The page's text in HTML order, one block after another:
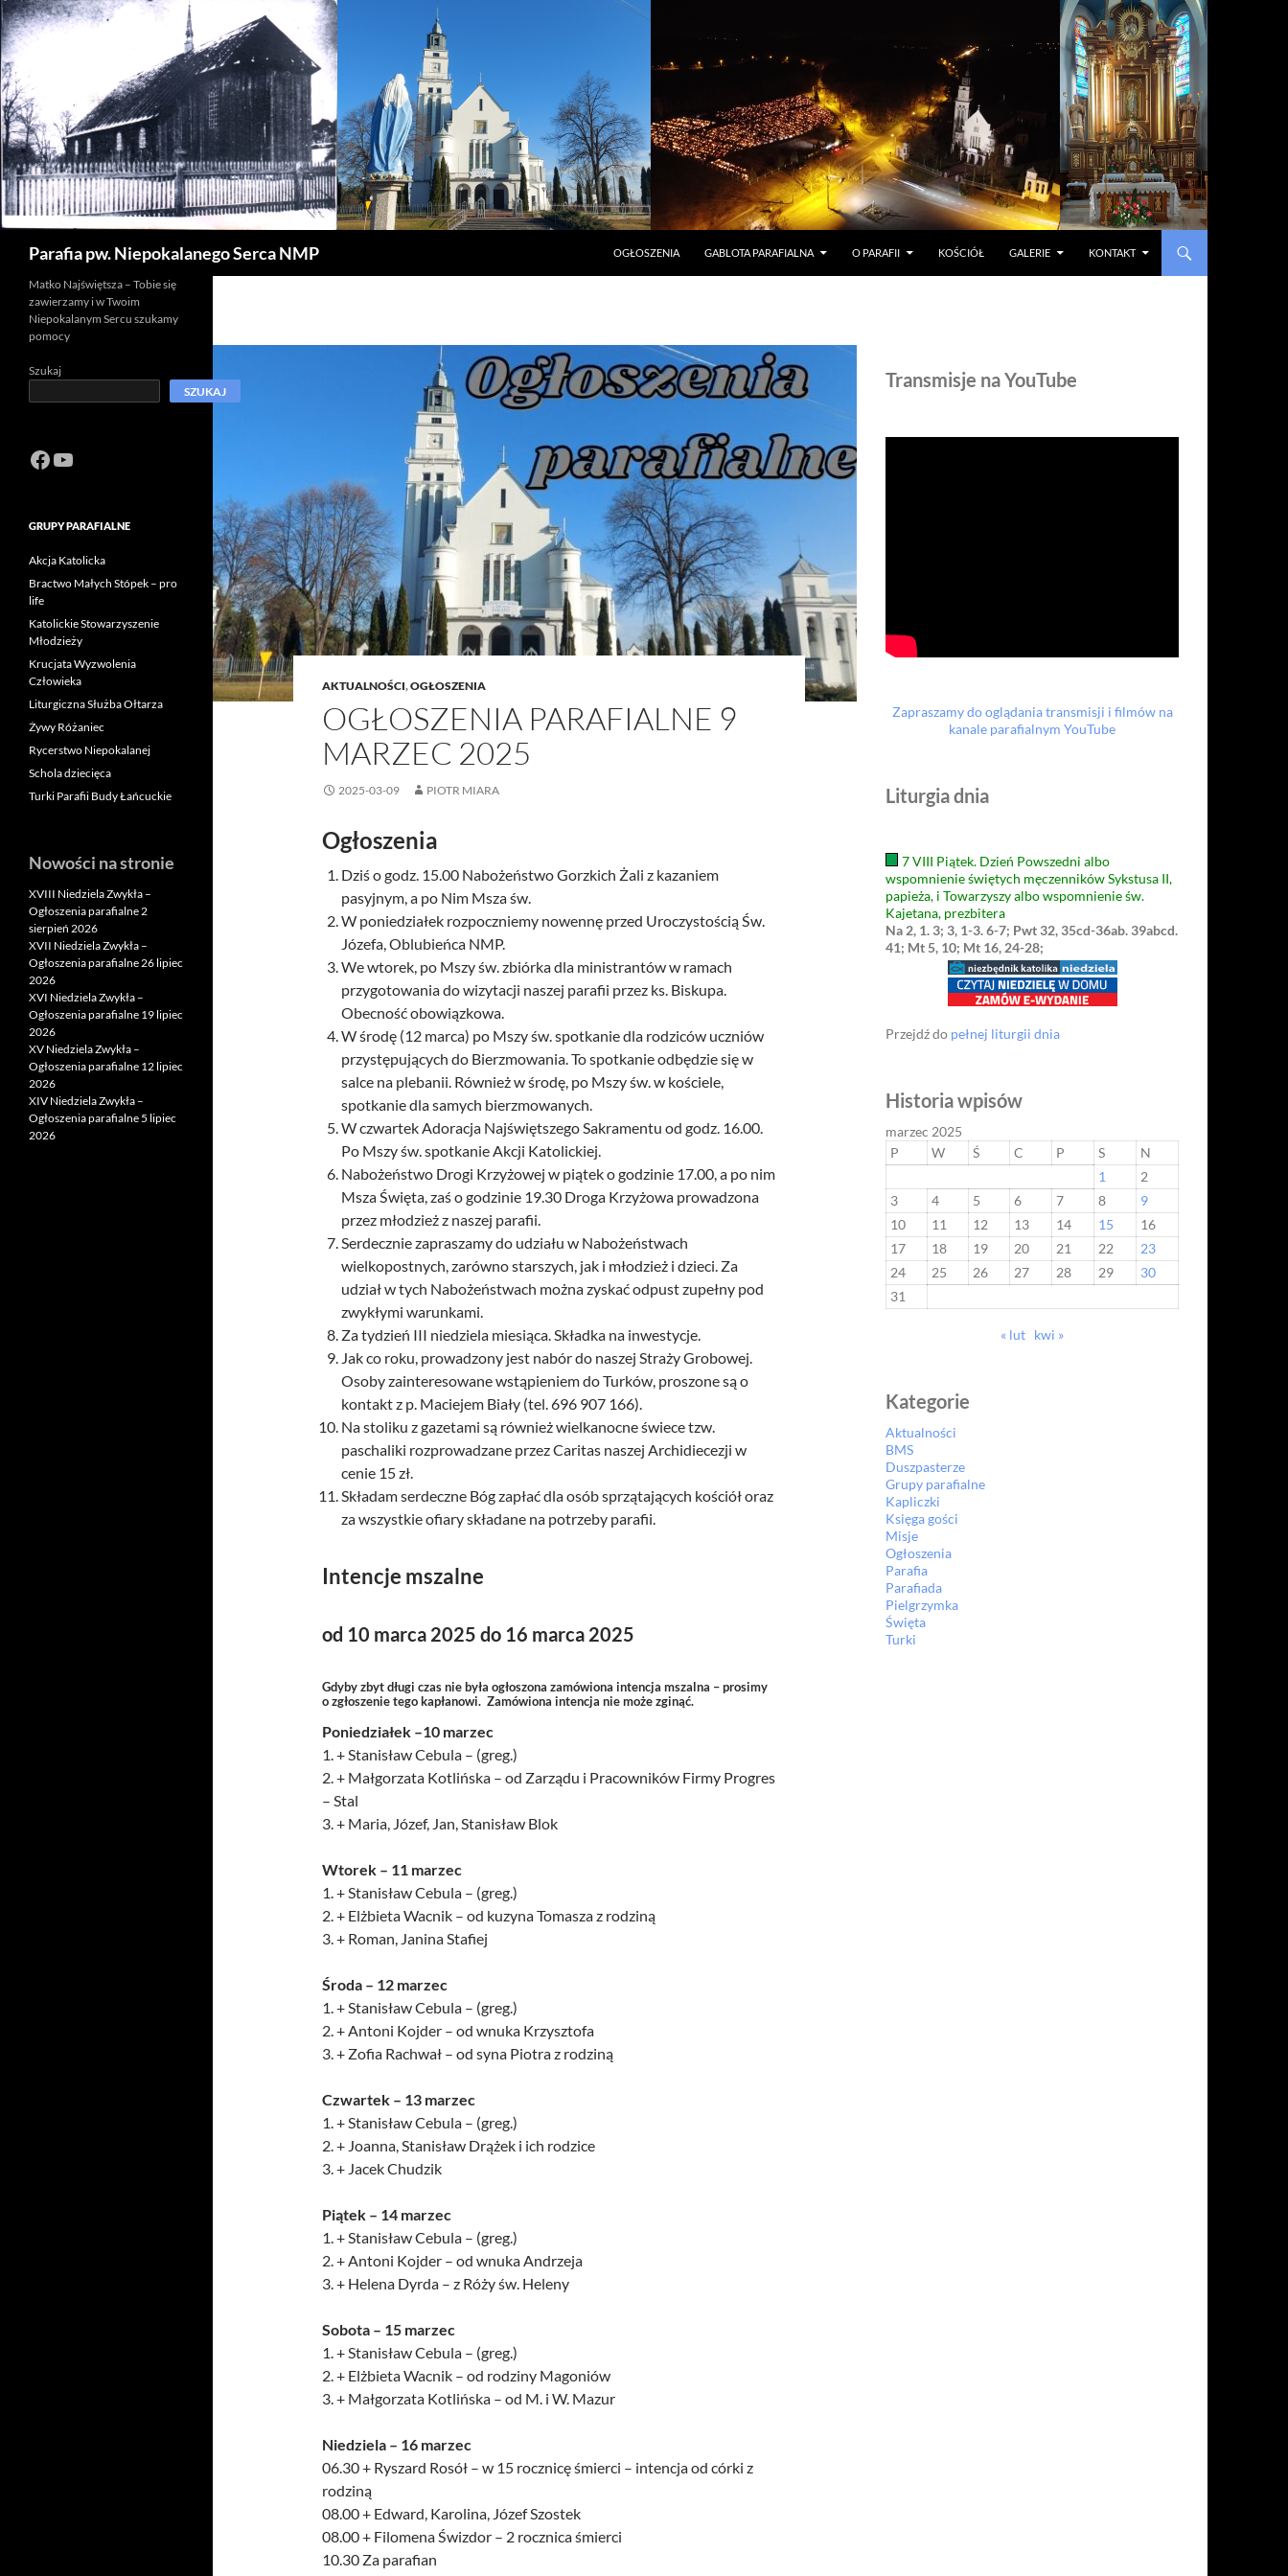
Parafia pw. Niepokalanego Serca NMP
OGŁOSZENIA
GABLOTA PARAFIALNA O PARAFII KOŚCIÓŁ GALERIE KONTAKT
AKTUALNOŚCI,OGŁOSZENIA
OGŁOSZENIA PARAFIALNE 9
MARZEC 2025
2025-03-09 PIOTR MIARA
Ogłoszenia
Dziś o godz. 15.00 Nabożeństwo Gorzkich Żali z kazaniem
pasyjnym, a po Nim Msza św.
W poniedziałek rozpoczniemy nowennę przed Uroczystością Św.
Józefa, Oblubieńca NMP.
We wtorek, po Mszy św. zbiórka dla ministrantów w ramach
przygotowania do wizytacji naszej parafii przez ks. Biskupa.
Obecność obowiązkowa.
W środę (12 marca) po Mszy św. spotkanie dla rodziców uczniów
przystępujących do Bierzmowania. To spotkanie odbędzie się w
salce na plebanii. Również w środę, po Mszy św. w kościele,
spotkanie dla samych bierzmowanych.
W czwartek Adoracja Najświętszego Sakramentu od godz. 16.00.
Po Mszy św. spotkanie Akcji Katolickiej.
Nabożeństwo Drogi Krzyżowej w piątek o godzinie 17.00, a po nim
Msza Święta, zaś o godzinie 19.30 Droga Krzyżowa prowadzona
przez młodzież z naszej parafii.
Serdecznie zapraszamy do udziału w Nabożeństwach
wielkopostnych, zarówno starszych, jak i młodzież i dzieci. Za
udział w tych Nabożeństwach można zyskać odpust zupełny pod
zwykłymi warunkami.
Za tydzień III niedziela miesiąca. Składka na inwestycje.
Jak co roku, prowadzony jest nabór do naszej Straży Grobowej.
Osoby zainteresowane wstąpieniem do Turków, proszone są o
kontakt z p. Maciejem Biały (tel. 696 907 166).
Na stoliku z gazetami są również wielkanocne świece tzw.
paschaliki rozprowadzane przez Caritas naszej Archidiecezji w
cenie 15 zł.
Składam serdeczne Bóg zapłać dla osób sprzątających kościół oraz
za wszystkie ofiary składane na potrzeby parafii.
Intencje mszalne
od 10 marca 2025 do 16 marca 2025
Gdyby zbyt długi czas nie była ogłoszona zamówiona intencja mszalna – prosimy
o zgłoszenie tego kapłanowi. Zamówiona intencja nie może zginąć.
Poniedziałek –10 marzec
1. + Stanisław Cebula – (greg.)
2. + Małgorzata Kotlińska – od Zarządu i Pracowników Firmy Progres
– Stal
3. + Maria, Józef, Jan, Stanisław Blok
Wtorek – 11 marzec
1. + Stanisław Cebula – (greg.)
2. + Elżbieta Wacnik – od kuzyna Tomasza z rodziną
3. + Roman, Janina Stafiej
Środa – 12 marzec
1. + Stanisław Cebula – (greg.)
2. + Antoni Kojder – od wnuka Krzysztofa
3. + Zofia Rachwał – od syna Piotra z rodziną
Czwartek – 13 marzec
1. + Stanisław Cebula – (greg.)
2. + Joanna, Stanisław Drążek i ich rodzice
3. + Jacek Chudzik
Piątek – 14 marzec
1. + Stanisław Cebula – (greg.)
2. + Antoni Kojder – od wnuka Andrzeja
3. + Helena Dyrda – z Róży św. Heleny
Sobota – 15 marzec
1. + Stanisław Cebula – (greg.)
2. + Elżbieta Wacnik – od rodziny Magoniów
3. + Małgorzata Kotlińska – od M. i W. Mazur
Niedziela – 16 marzec
06.30 + Ryszard Rosół – w 15 rocznicę śmierci – intencja od córki z
rodziną
08.00 + Edward, Karolina, Józef Szostek
08.00 + Filomena Świzdor – 2 rocznica śmierci
10.30 Za parafian
Transmisje na YouTube
Zapraszamy do oglądania transmisji i filmów na
kanale parafialnym YouTube
Liturgia dnia
7 VIII Piątek. Dzień Powszedni albo
wspomnienie świętych męczenników Sykstusa II,
papieża, i Towarzyszy albo wspomnienie św.
Kajetana, prezbitera
Na 2, 1. 3; 3, 1-3. 6-7; Pwt 32, 35cd-36ab. 39abcd.
41; Mt 5, 10; Mt 16, 24-28;
Przejdź do pełnej liturgii dnia
Historia wpisów
marzec 2025
P
W Ś C P S
N
1
2
3
4 5 6 7 8
9
10
11 12 13 14 15
16
17
18 19 20 21 22
23
24
25 26 27 28 29
30
31
« lut kwi »
Kategorie
Aktualności
BMS
Duszpasterze
Grupy parafialne
Kapliczki
Księga gości
Misje
Ogłoszenia
Parafia
Parafiada
Pielgrzymka
Święta
Turki
Matko Najświętsza – Tobie się
zawierzamy i w Twoim
Niepokalanym Sercu szukamy
pomocy
Szukaj
SZUKAJ
Facebook
https://www.youtube.com/channel/UCeN8ciSo_a79igwmwNXx2qw
GRUPY PARAFIALNE
Akcja Katolicka
Bractwo Małych Stópek – pro
life
Katolickie Stowarzyszenie
Młodzieży
Krucjata Wyzwolenia
Człowieka
Liturgiczna Służba Ołtarza
Żywy Różaniec
Rycerstwo Niepokalanej
Schola dziecięca
Turki Parafii Budy Łańcuckie
Nowości na stronie
XVIII Niedziela Zwykła –
Ogłoszenia parafialne 2
sierpień 2026
XVII Niedziela Zwykła –
Ogłoszenia parafialne 26 lipiec
2026
XVI Niedziela Zwykła –
Ogłoszenia parafialne 19 lipiec
2026
XV Niedziela Zwykła –
Ogłoszenia parafialne 12 lipiec
2026
XIV Niedziela Zwykła –
Ogłoszenia parafialne 5 lipiec
2026